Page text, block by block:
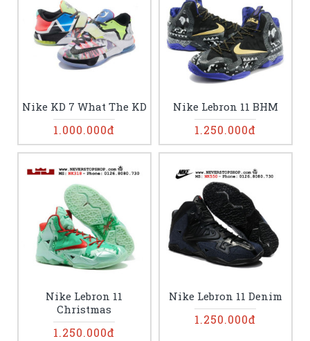
Nike KD 7 What The KD
1.000.000đ
Nike Lebron 11 BHM
1.250.000đ
Nike Lebron 11
Christmas
1.250.000đ
Nike Lebron 11 Denim
1.250.000đ